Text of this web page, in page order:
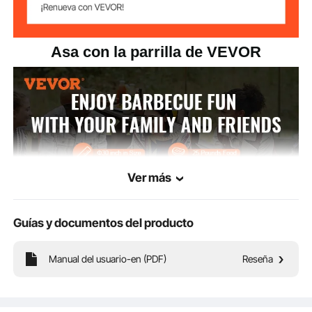
Asa con la parrilla de VEVOR
Ver más
Guías y documentos del producto
Manual del usuario-en (PDF) Reseña